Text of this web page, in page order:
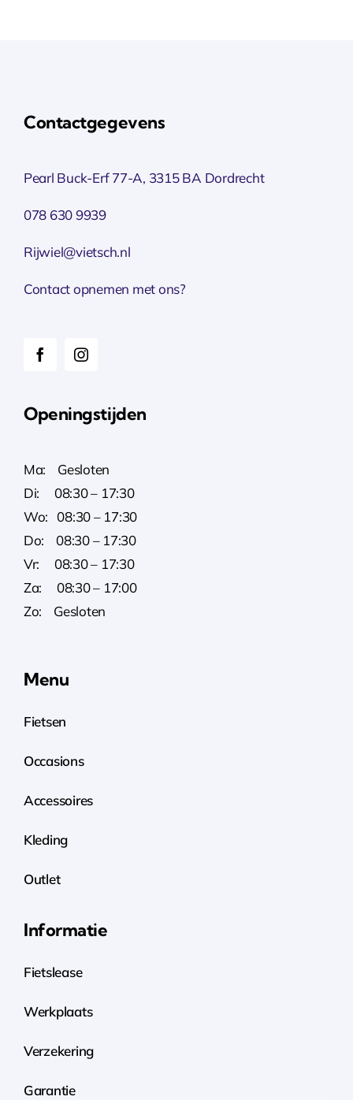
Contactgegevens
Pearl Buck-Erf 77-A, 3315 BA Dordrecht
078 630 9939
Rijwiel@vietsch.nl
Contact opnemen met ons?
Openingstijden
Ma: Gesloten
Di: 08:30 – 17:30
Wo: 08:30 – 17:30
Do: 08:30 – 17:30
Vr: 08:30 – 17:30
Za: 08:30 – 17:00
Zo: Gesloten
Menu
Fietsen
Occasions
Accessoires
Kleding
Outlet
Informatie
Fietslease
Werkplaats
Verzekering
Garantie